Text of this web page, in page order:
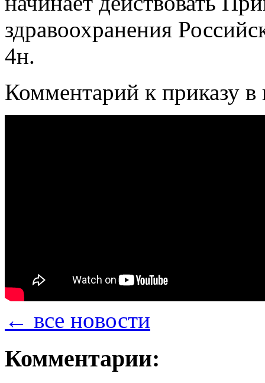
здравоохранения
4н.
Комментарий к приказу в
← все новости
Комментарии: